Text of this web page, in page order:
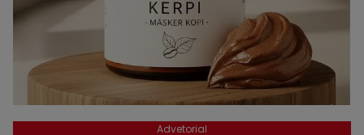
Advetorial